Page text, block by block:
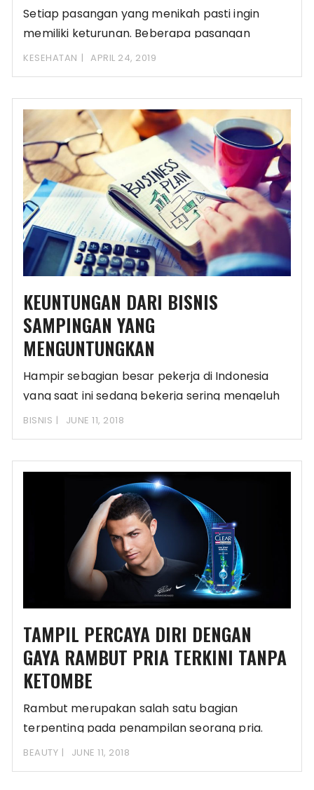
Setiap pasangan yang menikah pasti ingin
memiliki keturunan. Beberapa pasangan
menunggu datangnya si buah hati
KESEHATAN APRIL 24, 2019
KEUNTUNGAN DARI BISNIS
SAMPINGAN YANG
MENGUNTUNGKAN
Hampir sebagian besar pekerja di Indonesia
yang saat ini sedang bekerja sering mengeluh
mengenai jumlah
BISNIS JUNE 11, 2018
TAMPIL PERCAYA DIRI DENGAN
GAYA RAMBUT PRIA TERKINI TANPA
KETOMBE
Rambut merupakan salah satu bagian
terpenting pada penampilan seorang pria.
Gaya rambut yang digunakan oleh
BEAUTY JUNE 11, 2018